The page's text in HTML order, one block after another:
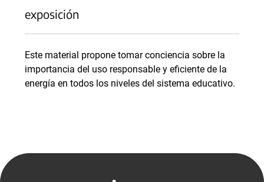
exposición
Este material propone tomar conciencia sobre la
importancia del uso responsable y eficiente de la
energía en todos los niveles del sistema educativo.